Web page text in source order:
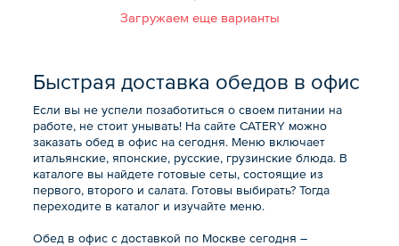
Загружаем еще варианты
Быстрая доставка обедов в офис
Если вы не успели позаботиться о своем питании на
работе, не стоит унывать! На сайте CATERY можно
заказать обед в офис на сегодня. Меню включает
итальянские, японские, русские, грузинские блюда. В
каталоге вы найдете готовые сеты, состоящие из
первого, второго и салата. Готовы выбирать? Тогда
переходите в каталог и изучайте меню.
Обед в офис с доставкой по Москве сегодня –